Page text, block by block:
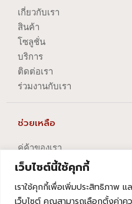
เว็บไซต์นี้ใช้คุกกี้
เราใช้คุกกี้เพื่อเพิ่มประสิทธิภาพ
เว็บไซต์ คุณสามารถเลือกตั้งค่า
เกี่ยวกับเรา
สินค้า
โซลูชั่น
บริการ
ติดต่อเรา
ร่วมงานกับเรา
ช่วยเหลือ
คู่ค้าของเรา
นโยบายความเป็นส่วนตัว
นโยบายการปัญหาข้อร้องเรียน
นโยบายการยกเลิกบริการ